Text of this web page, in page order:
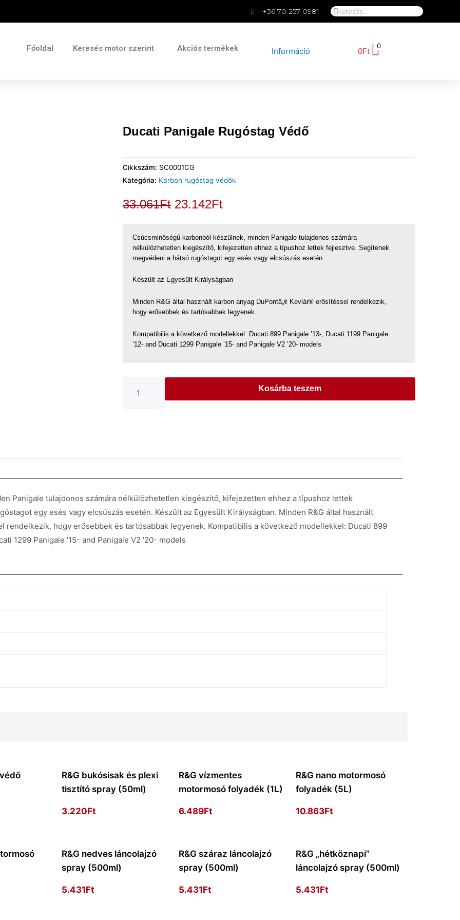
+36 70 257 0981
Főoldal Keresés motor szerint Akciós termékek Információ 0Ft
0
Ducati Panigale Rugóstag Védő
Cikkszám: SC0001CG
Kategória: Karbon rugóstag védők
33.061Ft 23.142Ft
Csúcsminőségű karbonból készülnek, minden Panigale tulajdonos számára
nélkülözhetetlen kiegészítő, kifejezetten ehhez a típushoz lettek fejlesztve. Segítenek
megvédeni a hátsó rugóstagot egy esés vagy elcsúszás esetén.
Készült az Egyesült Királyságban
Minden R&G által használt karbon anyag DuPontâ„¢ Kevlár® erősítéssel rendelkezik,
hogy erősebbek és tartósabbak legyenek.
Kompatibilis a következő modellekkel: Ducati 899 Panigale ’13-, Ducati 1199 Panigale
’12- and Ducati 1299 Panigale ’15- and Panigale V2 ’20- models
Kosárba teszem
Panigale tulajdonos számára nélkülözhetetlen kiegészítő, kifejezetten ehhez a típushoz lettek
egy esés vagy elcsúszás esetén. Készült az Egyesült Királyságban. Minden R&G által használt
rendelkezik, hogy erősebbek és tartósabbak legyenek. Kompatibilis a következő modellekkel: Ducati 899
1299 Panigale '15- and Panigale V2 '20- models
R&G bukósisak és plexi
tisztító spray (50ml)
3.220Ft
R&G vízmentes
motormosó folyadék (1L)
6.489Ft
R&G nano motormosó
folyadék (5L)
10.863Ft
R&G nedves láncolajzó
spray (500ml)
5.431Ft
R&G száraz láncolajzó
spray (500ml)
5.431Ft
R&G „hétköznapi”
láncolajzó spray (500ml)
5.431Ft